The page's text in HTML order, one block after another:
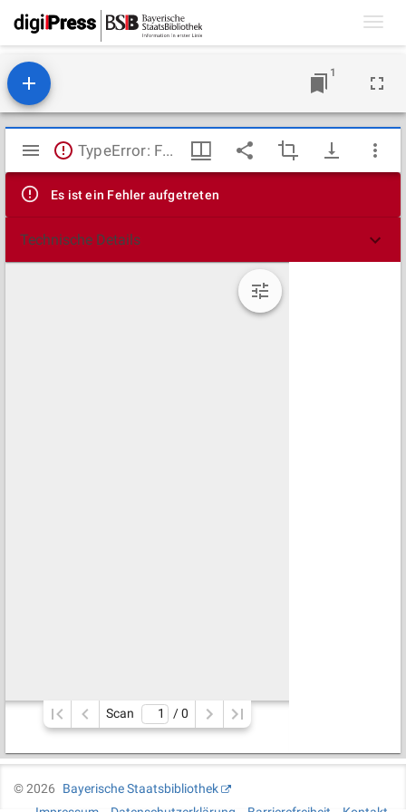
1
Mirador
Viewer
TypeError: Failed to fetch
Es ist ein Fehler aufgetreten
Technische Details
Scan / 0
©2026
Bayerische Staatsbibliothek